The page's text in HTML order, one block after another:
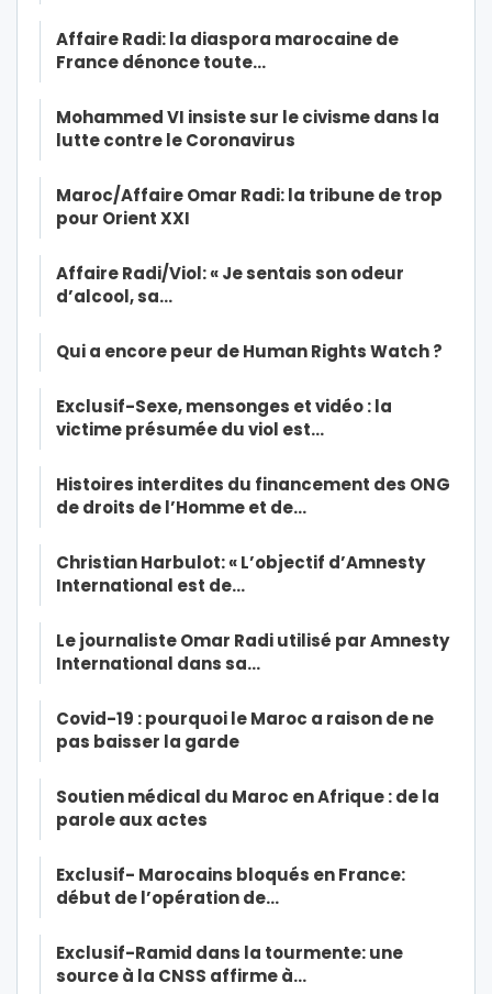
Affaire Radi: la diaspora marocaine de
France dénonce toute…
Mohammed VI insiste sur le civisme dans la
lutte contre le Coronavirus
Maroc/Affaire Omar Radi: la tribune de trop
pour Orient XXI
Affaire Radi/Viol: « Je sentais son odeur
d’alcool, sa…
Qui a encore peur de Human Rights Watch ?
Exclusif-Sexe, mensonges et vidéo : la
victime présumée du viol est…
Histoires interdites du financement des ONG
de droits de l’Homme et de…
Christian Harbulot: « L’objectif d’Amnesty
International est de…
Le journaliste Omar Radi utilisé par Amnesty
International dans sa…
Covid-19 : pourquoi le Maroc a raison de ne
pas baisser la garde
Soutien médical du Maroc en Afrique : de la
parole aux actes
Exclusif- Marocains bloqués en France:
début de l’opération de…
Exclusif-Ramid dans la tourmente: une
source à la CNSS affirme à…